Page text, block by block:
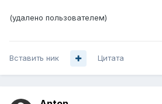
(удалено пользователем)
Вставить ник Цитата